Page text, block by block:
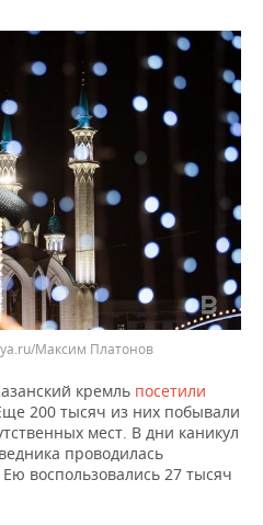
Максим Платонов
кремль посетили
200 тысяч из них побывали
мест. В дни каникул
проводилась
воспользовались 27 тысяч